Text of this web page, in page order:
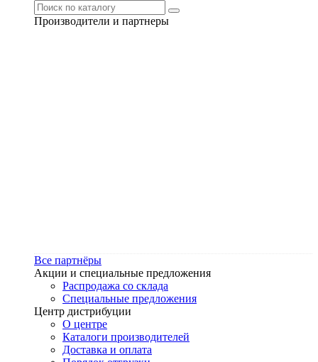
Производители и партнеры
Все партнёры
Акции и специальные предложения
Распродажа со склада
Специальные предложения
Центр дистрибуции
О центре
Каталоги производителей
Доставка и оплата